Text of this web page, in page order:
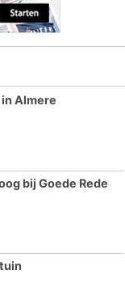
Almere
bij Goede Rede